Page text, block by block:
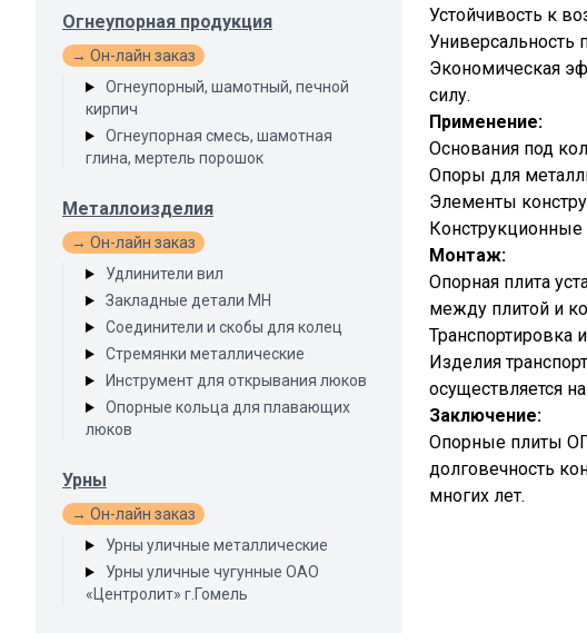
Огнеупорная продукция
→ Он-лайн заказ
Огнеупорный, шамотный, печной
кирпич
Огнеупорная смесь, шамотная
глина, мертель порошок
Металлоизделия
→ Он-лайн заказ
Удлинители вил
Закладные детали МН
Соединители и скобы для колец
Стремянки металлические
Инструмент для открывания люков
Опорные кольца для плавающих
люков
Урны
→ Он-лайн заказ
Урны уличные металлические
Урны уличные чугунные ОАО
«Центролит» г.Гомель
Устойчивость к
Универсальность
Экономическая
силу.
Применение:
Основания под
Опоры для
Элементы
Монтаж:
Опорная плита
между плитой и
Транспортировка
Изделия
осуществляется
Заключение:
Опорные плиты
долговечность
многих лет.